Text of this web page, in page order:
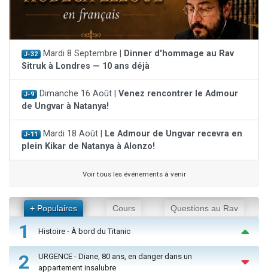
J-32 Mardi 8 Septembre |
Dinner d'hommage au Rav
Sitruk à Londres — 10 ans déjà
J-9 Dimanche 16 Août | Venez rencontrer le Admour
de Ungvar à Natanya!
J-11 Mardi 18 Août |
Le Admour de Ungvar recevra en
plein Kikar de Natanya à Alonzo!
Voir tous les événements à venir
+ Populaires Cours Questions au Rav
1 Histoire - À bord du Titanic
2
URGENCE - Diane, 80 ans, en danger dans un
appartement insalubre